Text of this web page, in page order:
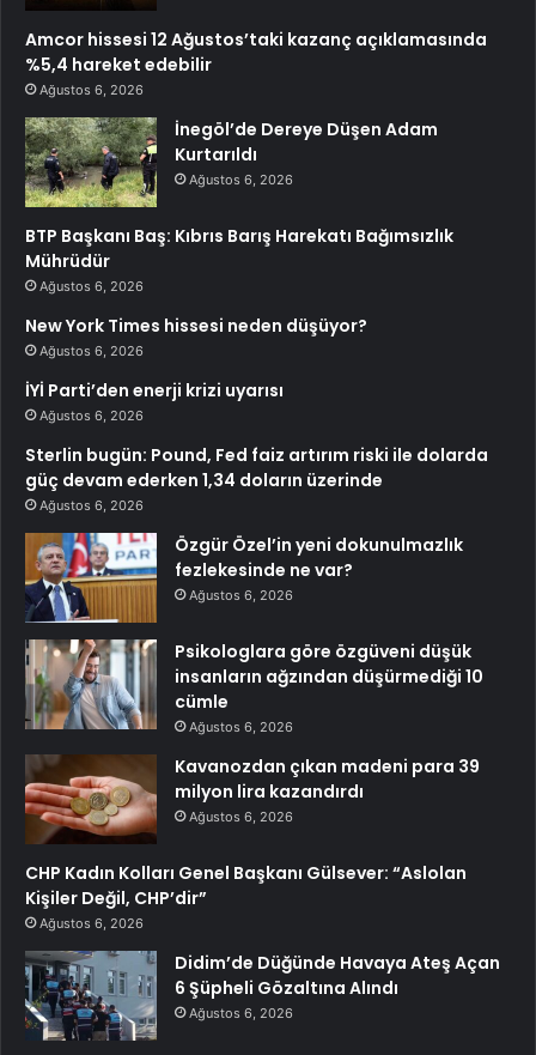
Amcor hissesi 12 Ağustos’taki kazanç açıklamasında
%5,4 hareket edebilir
Ağustos 6, 2026
İnegöl’de Dereye Düşen Adam
Kurtarıldı
Ağustos 6, 2026
BTP Başkanı Baş: Kıbrıs Barış Harekatı Bağımsızlık
Mührüdür
Ağustos 6, 2026
New York Times hissesi neden düşüyor?
Ağustos 6, 2026
İYİ Parti’den enerji krizi uyarısı
Ağustos 6, 2026
Sterlin bugün: Pound, Fed faiz artırım riski ile dolarda
güç devam ederken 1,34 doların üzerinde
Ağustos 6, 2026
Özgür Özel’in yeni dokunulmazlık
fezlekesinde ne var?
Ağustos 6, 2026
Psikologlara göre özgüveni düşük
insanların ağzından düşürmediği 10
cümle
Ağustos 6, 2026
Kavanozdan çıkan madeni para 39
milyon lira kazandırdı
Ağustos 6, 2026
CHP Kadın Kolları Genel Başkanı Gülsever: “Aslolan
Kişiler Değil, CHP’dir”
Ağustos 6, 2026
Didim’de Düğünde Havaya Ateş Açan
6 Şüpheli Gözaltına Alındı
Ağustos 6, 2026